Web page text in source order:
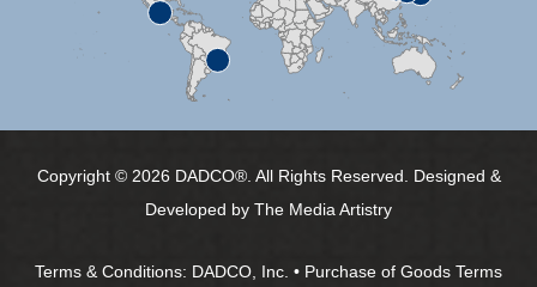
Copyright © 2026 DADCO®. All Rights Reserved. Designed &
Developed by The Media Artistry
Terms & Conditions: DADCO, Inc. • Purchase of Goods Terms